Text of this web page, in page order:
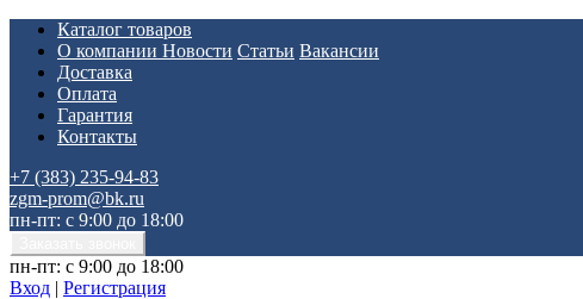
Каталог товаров
О компании Новости Статьи Вакансии
Доставка
Оплата
Гарантия
Контакты
+7 (383) 235-94-83
zgm-prom@bk.ru
пн-пт: с 9:00 до 18:00
пн-пт: с 9:00 до 18:00
Вход | Регистрация